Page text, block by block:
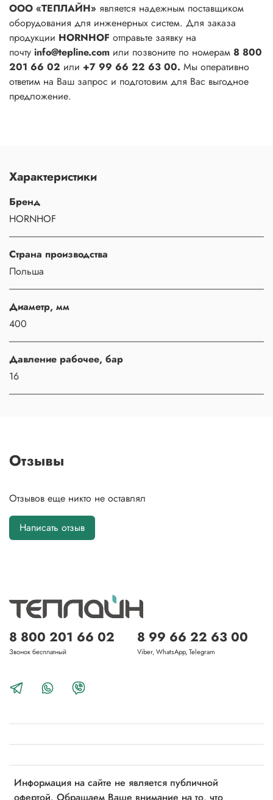
ООО «ТЕПЛАЙН» является надежным поставщиком
оборудования для инженерных систем. Для заказа
продукции HORNHOF отправьте заявку на
почту info@tepline.com или позвоните по номерам 8 800
201 66 02 или +7 99 66 22 63 00. Мы оперативно
ответим на Ваш запрос и подготовим для Вас выгодное
предложение.
Характеристики
Бренд
HORNHOF
Страна производства
Польша
Диаметр, мм
400
Давление рабочее, бар
16
Отзывы
Отзывов еще никто не оставлял
Написать отзыв
Информация на сайте не является публичной
8 800 201 66 02
Звонок бесплатный
8 99 66 22 63 00
Viber, WhatsApp, Telegram